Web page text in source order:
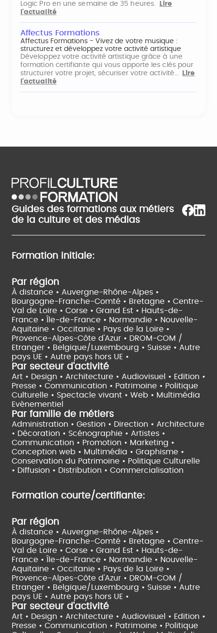
Logic Pro en une semaine de 35 heures.
Lire
l'actualité
Affectus Formations
Affectus Formations - Vivez de votre musique :
structurez et développez votre activité artistique
Développez votre activité artistique grâce à une
formation certifiante qui vous apporte les clés pour
structurer votre projet, sécuriser votre activité…
Lire
l'actualité
Guides des formations aux métiers
de la culture et des médias
Formation initiale:
Par région
À distance • Auvergne-Rhône-Alpes •
Bourgogne-Franche-Comté • Bretagne • Centre-
Val de Loire • Corse • Grand Est • Hauts-de-
France •
Île-de-France • Normandie • Nouvelle-
Aquitaine • Occitanie • Pays de la Loire •
Provence-Alpes-Côte d'Azur • DROM-COM /
Etranger • Belgique/Luxembourg • Suisse • Autre
pays UE • Autre pays hors UE •
Par secteur d'activité
Art • Design • Architecture • Audiovisuel • Edition •
Presse • Communication • Patrimoine • Politique
Culturelle • Spectacle vivant • Web • Multimédia
Evènementiel
Par famille de métiers
Administration • Gestion • Direction • Architecture
• Décoration • Scénographie • Artistes •
Communication • Promotion • Marketing •
Conception web • Multimédia • Graphisme •
Conservation du Patrimoine • Politique Culturelle
• Diffusion • Distribution • Commercialisation
Formation courte/certifiante:
Par région
À distance • Auvergne-Rhône-Alpes •
Bourgogne-Franche-Comté • Bretagne • Centre-
Val de Loire • Corse • Grand Est • Hauts-de-
France •
Île-de-France • Normandie • Nouvelle-
Aquitaine • Occitanie • Pays de la Loire •
Provence-Alpes-Côte d'Azur • DROM-COM /
Etranger • Belgique/Luxembourg • Suisse • Autre
pays UE • Autre pays hors UE •
Par secteur d'activité
Art • Design • Architecture • Audiovisuel • Edition •
Presse • Communication • Patrimoine • Politique